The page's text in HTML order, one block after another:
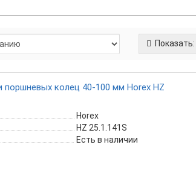
Показать:
поршневых колец 40-100 мм Horex HZ
Horex
HZ 25.1.141S
Есть в наличии